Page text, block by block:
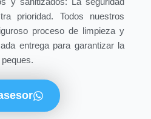
prioridad. Todos nuestros
proceso de limpieza y
entrega para garantizar la